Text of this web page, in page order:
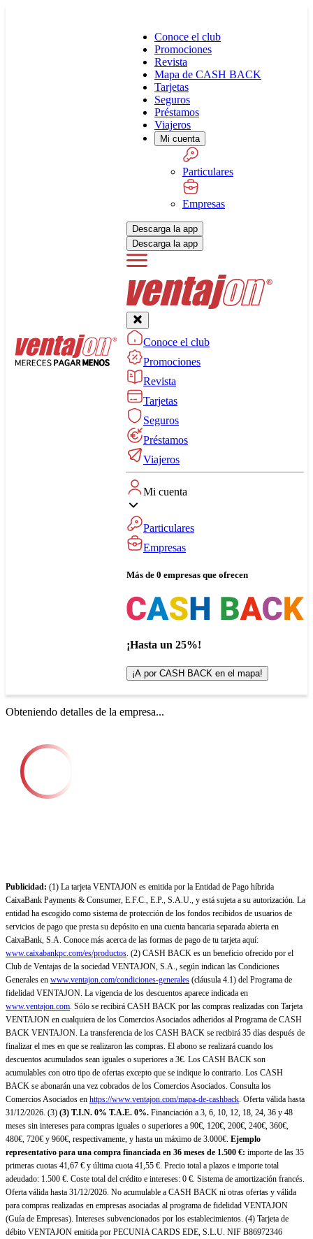
Conoce el club
Promociones
Revista
Mapa de CASH BACK
Tarjetas
Seguros
Préstamos
Viajeros
Mi cuenta
Particulares
Empresas
Descarga la app
Descarga la app
Conoce el club
Promociones
Revista
Tarjetas
Seguros
Préstamos
Viajeros
Mi cuenta
Particulares
Empresas
Más de 0 empresas que ofrecen
¡Hasta un 25%!
¡A por CASH BACK en el mapa!
Obteniendo detalles de la empresa...
Publicidad: (1) La tarjeta VENTAJON es emitida por la Entidad de Pago híbrida
CaixaBank Payments & Consumer, E.F.C., E.P., S.A.U., y está sujeta a su autorización. La
entidad ha escogido como sistema de protección de los fondos recibidos de usuarios de
servicios de pago que presta su depósito en una cuenta bancaria separada abierta en
CaixaBank, S.A. Conoce más acerca de las formas de pago de tu tarjeta aquí:
www.caixabankpc.com/es/productos. (2) CASH BACK es un beneficio ofrecido por el
Club de Ventajas de la sociedad VENTAJON, S.A., según indican las Condiciones
Generales en www.ventajon.com/condiciones-generales (cláusula 4.1) del Programa de
fidelidad VENTAJON. La vigencia de los descuentos aparece indicada en
www.ventajon.com. Sólo se recibirá CASH BACK por las compras realizadas con Tarjeta
VENTAJON en cualquiera de los Comercios Asociados adheridos al Programa de CASH
BACK VENTAJON. La transferencia de los CASH BACK se recibirá 35 días después de
finalizar el mes en que se realizaron las compras. El abono se realizará cuando los
descuentos acumulados sean iguales o superiores a 3€. Los CASH BACK son
acumulables con otro tipo de ofertas excepto que se indique lo contrario. Los CASH
BACK se abonarán una vez cobrados de los Comercios Asociados. Consulta los
Comercios Asociados en https://www.ventajon.com/mapa-de-cashback. Oferta válida hasta
31/12/2026. (3) (3) T.I.N. 0% T.A.E. 0%. Financiación a 3, 6, 10, 12, 18, 24, 36 y 48
meses sin intereses para compras iguales o superiores a 90€, 120€, 200€, 240€, 360€,
480€, 720€ y 960€, respectivamente, y hasta un máximo de 3.000€. Ejemplo
representativo para una compra financiada en 36 meses de 1.500 €: importe de las 35
primeras cuotas 41,67 € y última cuota 41,55 €. Precio total a plazos e importe total
adeudado: 1.500 €. Coste total del crédito e intereses: 0 €. Sistema de amortización francés.
Oferta válida hasta 31/12/2026. No acumulable a CASH BACK ni otras ofertas y válida
para compras realizadas en empresas asociadas al programa de fidelidad VENTAJON
(Guía de Empresas). Intereses subvencionados por los establecimientos. (4) Tarjeta de
débito VENTAJON emitida por PECUNIA CARDS EDE, S.L.U. NIF B86972346